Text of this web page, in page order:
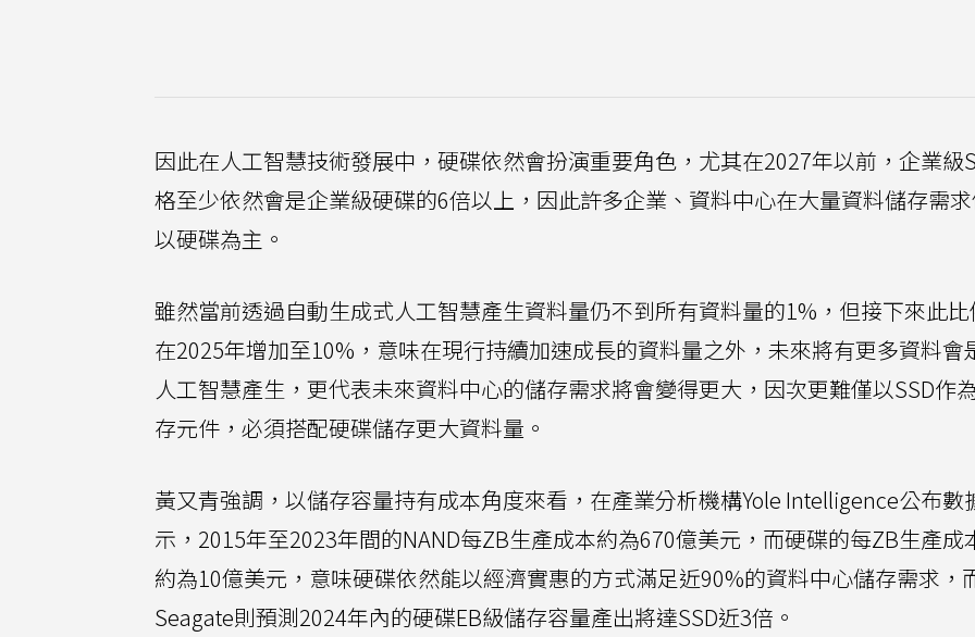
因此在人工智慧技術發展中，硬碟依然會扮演重要角色，尤其在2027年以前，企業級
格至少依然會是企業級硬碟的6倍以上，因此許多企業、資料中心在大量資料儲存需
以硬碟為主。
雖然當前透過自動生成式人工智慧產生資料量仍不到所有資料量的1%，但接下來此
在2025年增加至10%，意味在現行持續加速成長的資料量之外，未來將有更多資料會
人工智慧產生，更代表未來資料中心的儲存需求將會變得更大，因次更難僅以SSD作
存元件，必須搭配硬碟儲存更大資料量。
黃又青強調，以儲存容量持有成本角度來看，在產業分析機構Yole Intelligence公布數
示，2015年至2023年間的NAND每ZB生產成本約為670億美元，而硬碟的每ZB生產成
約為10億美元，意味硬碟依然能以經濟實惠的方式滿足近90%的資料中心儲存需求，
Seagate則預測2024年內的硬碟EB級儲存容量產出將達SSD近3倍。